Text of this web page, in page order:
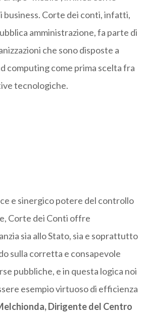
business. Corte dei conti, infatti,
amministrazione, fa parte di
che sono disposte a
computing come prima scelta fra
tecnologiche.
e sinergico potere del controllo
Corte dei Conti offre
sia allo Stato, sia e soprattutto
sulla corretta e consapevole
pubbliche, e in questa logica noi
esempio virtuoso di efficienza
Dirigente del Centro